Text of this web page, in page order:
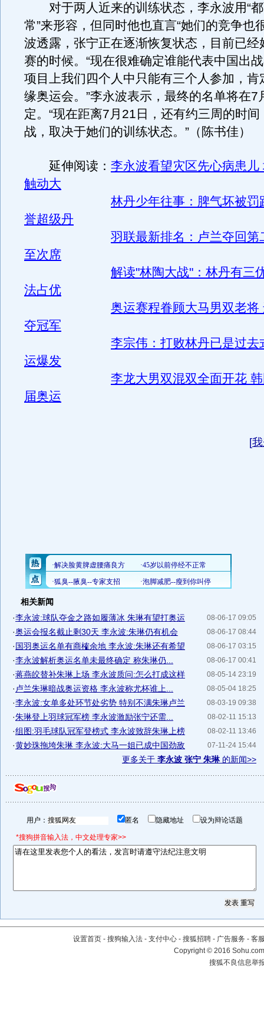
对于两人近来的训练状态，李永波用“都
常”来形容，但同时他也直言“她们的竞争也
波透露，张宁正在逐渐恢复状态，目前已经
赛的时候。“现在很难确定谁能代表中国出
项目上我们四个人中只能有三个人参加，肯
缘奥运会。”李永波表示，最终的名单将在7
定。“现在距离7月21日，还有约三周的时
战，取决于她们的训练状态。”（陈书佳）
延伸阅读： 李永波看望灾区先心病患儿
触动大
林丹少年往事：脾气坏被罚
誉超级丹
羽联最新排名：卢兰夺回第
至次席
解读"林陶大战"：林丹有三
法占优
奥运赛程眷顾大马男双老将
夺冠军
李宗伟：打败林丹已是过去
运爆发
李龙大男双混双全面开花
届奥运
[
相关新闻
08-06-17 09:05
·李永波:球队夺金之路如履薄冰 朱琳有望打奥运
08-06-17 08:44
·奥运会报名截止剩30天 李永波:朱琳仍有机会
08-06-17 03:15
·国羽奥运名单有商榷余地 李永波:朱琳还有希望
08-06-17 00:41
·李永波解析奥运名单未最终确定 称朱琳仍...
08-05-14 23:19
·蒋燕皎替补朱琳上场 李永波质问:怎么打成这样
08-05-04 18:25
· 卢兰朱琳暗战奥运资格 李永波称尤杯谁上...
08-03-19 09:38
·李永波:女单多处环节处劣势 特别不满朱琳卢兰
08-02-11 15:13
·朱琳登上羽球冠军榜 李永波激励张宁还需...
08-02-11 13:46
·组图:羽毛球队冠军登榜式 李永波致辞朱琳上榜
07-11-24 15:44
·黄妙珠拖垮朱琳 李永波:大马一姐已成中国劲敌
更多关于 李永波 张宁 朱琳 的新闻>>
用户： 匿名 隐藏地址 设为辩论话题
*搜狗拼音输入法，中文处理专家>>
设置首页 - 搜狗输入法 - 支付中心 - 搜狐招聘 - 广告服务 - 客
Copyright©2016
搜狐不良信息举